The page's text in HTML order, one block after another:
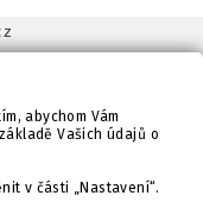
abychom Vám
Vašich údajů o
v části „Nastavení“.